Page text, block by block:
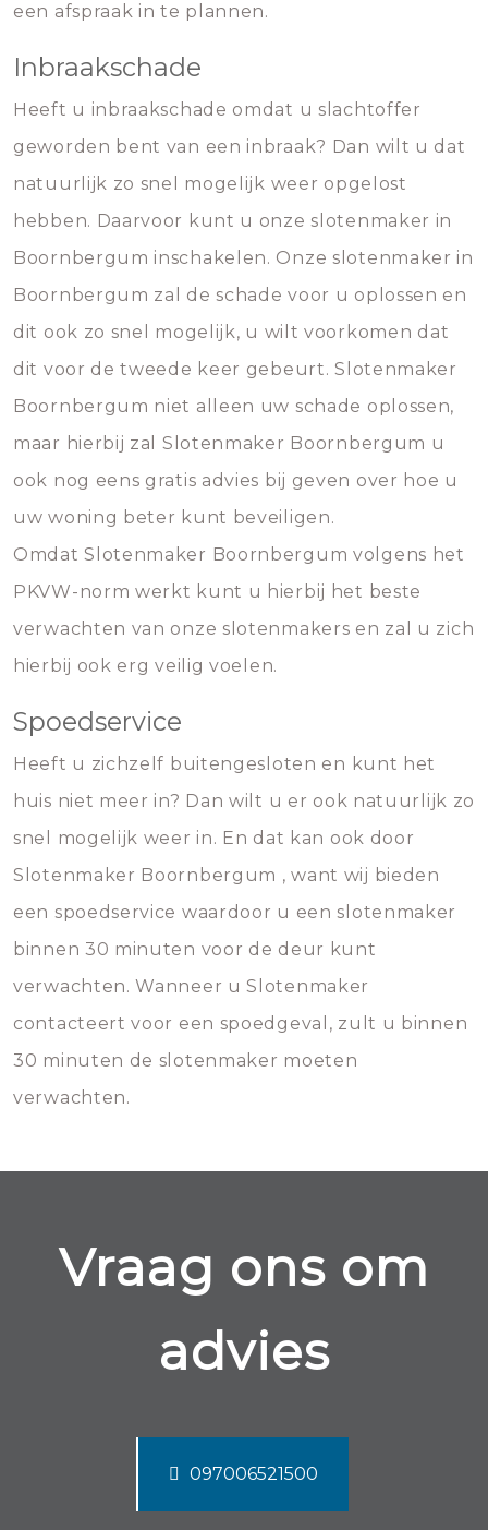
een afspraak in te plannen.
Inbraakschade
Heeft u inbraakschade omdat u slachtoffer
geworden bent van een inbraak? Dan wilt u dat
natuurlijk zo snel mogelijk weer opgelost
hebben. Daarvoor kunt u onze slotenmaker in
Boornbergum inschakelen. Onze slotenmaker in
Boornbergum zal de schade voor u oplossen en
dit ook zo snel mogelijk, u wilt voorkomen dat
dit voor de tweede keer gebeurt. Slotenmaker
Boornbergum niet alleen uw schade oplossen,
maar hierbij zal Slotenmaker Boornbergum u
ook nog eens gratis advies bij geven over hoe u
uw woning beter kunt beveiligen.
Omdat Slotenmaker Boornbergum volgens het
PKVW-norm werkt kunt u hierbij het beste
verwachten van onze slotenmakers en zal u zich
hierbij ook erg veilig voelen.
Spoedservice
Heeft u zichzelf buitengesloten en kunt het
huis niet meer in? Dan wilt u er ook natuurlijk zo
snel mogelijk weer in. En dat kan ook door
Slotenmaker Boornbergum , want wij bieden
een spoedservice waardoor u een slotenmaker
binnen 30 minuten voor de deur kunt
verwachten. Wanneer u Slotenmaker
contacteert voor een spoedgeval, zult u binnen
30 minuten de slotenmaker moeten
verwachten.
Vraag ons om
advies
097006521500